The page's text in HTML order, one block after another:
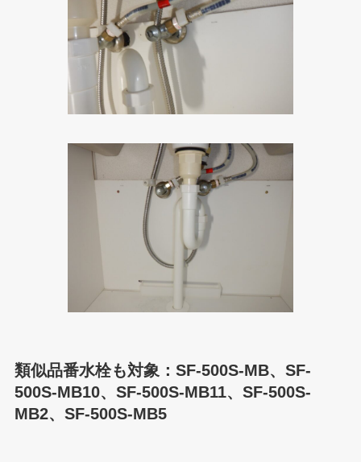
類似品番水栓も対象：SF-500S-MB、SF-
500S-MB10、SF-500S-MB11、SF-500S-
MB2、SF-500S-MB5